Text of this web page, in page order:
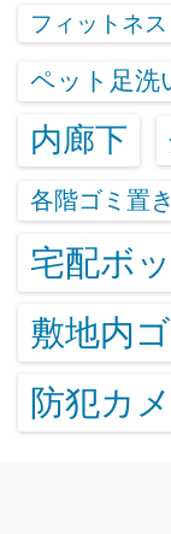
フィットネス
ペット足洗
内廊下
各階ゴミ置
宅配ボ
敷地内
防犯カ